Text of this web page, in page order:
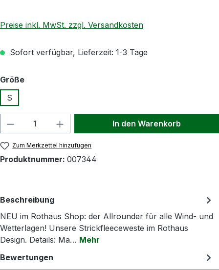
Preise inkl. MwSt. zzgl. Versandkosten
Sofort verfügbar, Lieferzeit: 1-3 Tage
Größeauswählen
S
Produkt Anzahl: Gib den gewünschten
In den Warenkorb
Zum Merkzettel hinzufügen
Produktnummer: 007344
Beschreibung
NEU im Rothaus Shop: der Allrounder für alle Wind- und
Wetterlagen! Unsere Strickfleeceweste im Rothaus
Design. Details: Ma… Mehr
Bewertungen